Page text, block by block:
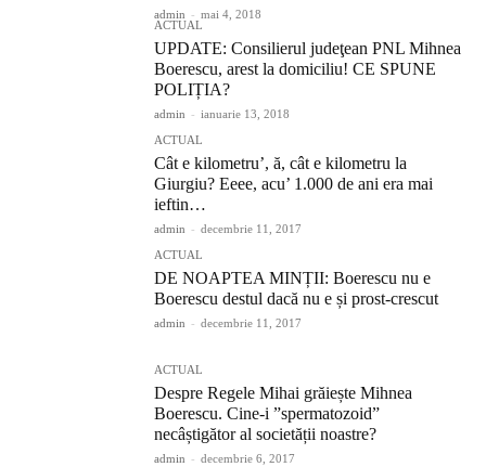
admin - mai 4, 2018
ACTUAL
UPDATE: Consilierul judeţean PNL Mihnea
Boerescu, arest la domiciliu! CE SPUNE
POLIȚIA?
admin - ianuarie 13, 2018
ACTUAL
Cât e kilometru’, ă, cât e kilometru la
Giurgiu? Eeee, acu’ 1.000 de ani era mai
ieftin…
admin - decembrie 11, 2017
ACTUAL
DE NOAPTEA MINȚII: Boerescu nu e
Boerescu destul dacă nu e și prost-crescut
admin - decembrie 11, 2017
ACTUAL
Despre Regele Mihai grăiește Mihnea
Boerescu. Cine-i ”spermatozoid”
necâștigător al societății noastre?
admin - decembrie 6, 2017